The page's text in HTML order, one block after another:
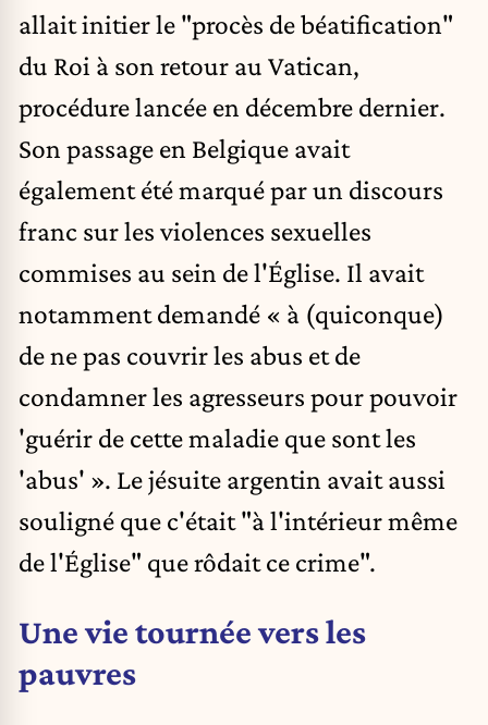
allait initier le "procès de béatification"
du Roi à son retour au Vatican,
procédure lancée en décembre dernier.
Son passage en Belgique avait
également été marqué par un discours
franc sur les violences sexuelles
commises au sein de l'Église. Il avait
notamment demandé « à (quiconque)
de ne pas couvrir les abus et de
condamner les agresseurs pour pouvoir
'guérir de cette maladie que sont les
'abus' ». Le jésuite argentin avait aussi
souligné que c'était "à l'intérieur même
de l'Église" que rôdait ce crime".
Une vie tournée vers les
pauvres